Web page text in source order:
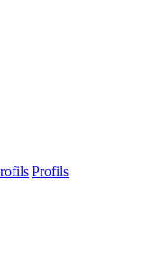
Profils